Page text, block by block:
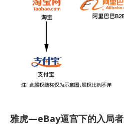
雅虎—eBay逼宫下的入局者